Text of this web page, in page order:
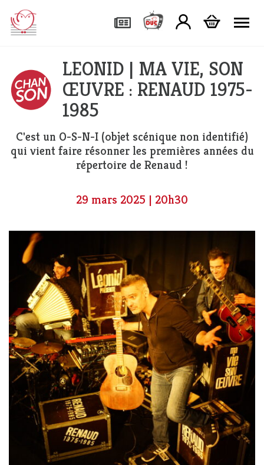
LEONID | MA VIE, SON
ŒUVRE : RENAUD 1975-
1985
C'est un O-S-N-I (objet scénique non identifié)
qui vient faire résonner les premières années du
répertoire de Renaud !
29 mars 2025 | 20h30